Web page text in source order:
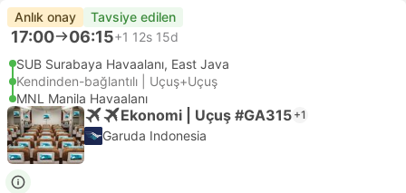
Anlık onay Tavsiye edilen
17:00 06:15+1 12s 15d
SUB Surabaya Havaalanı, East Java
Kendinden-bağlantılı | Uçuş+Uçuş
MNL Manila Havaalanı
Ekonomi | Uçuş #GA315 +1
Garuda Indonesia